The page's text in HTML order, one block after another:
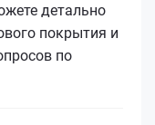
детально
покрытия и
по